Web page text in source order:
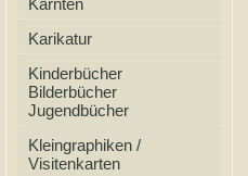
Kärnten
Karikatur
Kinderbücher
Bilderbücher
Jugendbücher
Kleingraphiken /
Visitenkarten